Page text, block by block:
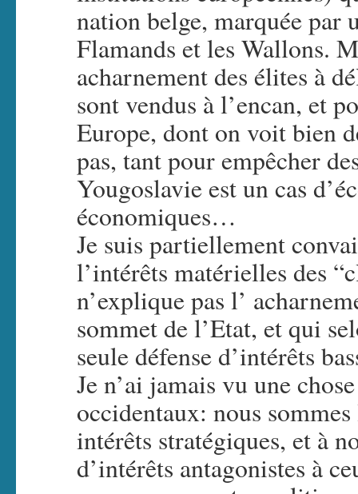
nation belge, marquée par
Flamands et les Wallons.
acharnement des élites à
sont vendus à l’encan, et
Europe, dont on voit bien
pas, tant pour empêcher
Yougoslavie est un cas
économiques…
Je suis partiellement
l’intérêts matérielles des
n’explique pas l’
sommet de l’Etat, et qui
seule défense d’intérêts
Je n’ai jamais vu une
occidentaux: nous
intérêts stratégiques, et à
d’intérêts antagonistes à